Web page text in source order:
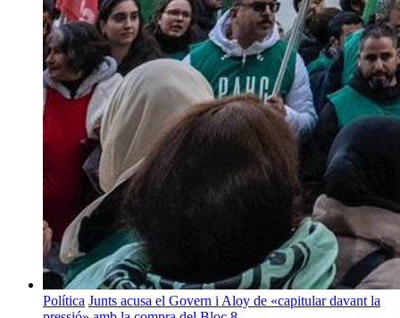
Política Junts acusa el Govern i Aloy de «capitular davant la